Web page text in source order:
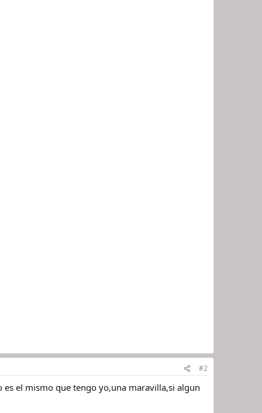
#2
el mismo que tengo yo,una maravilla,si algun